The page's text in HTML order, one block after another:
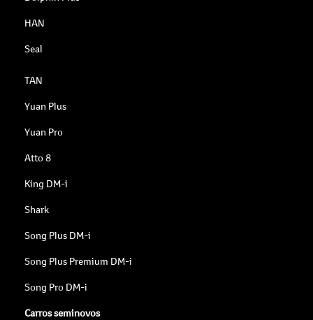
HAN
Seal
TAN
Yuan Plus
Yuan Pro
Atto 8
King DM-i
Shark
Song Plus DM-i
Song Plus Premium DM-i
Song Pro DM-i
Carros seminovos